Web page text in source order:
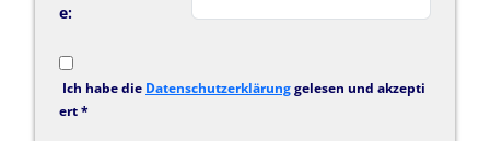
e:
Ich habe die Datenschutzerklärunggelesen und akzepti
ert *